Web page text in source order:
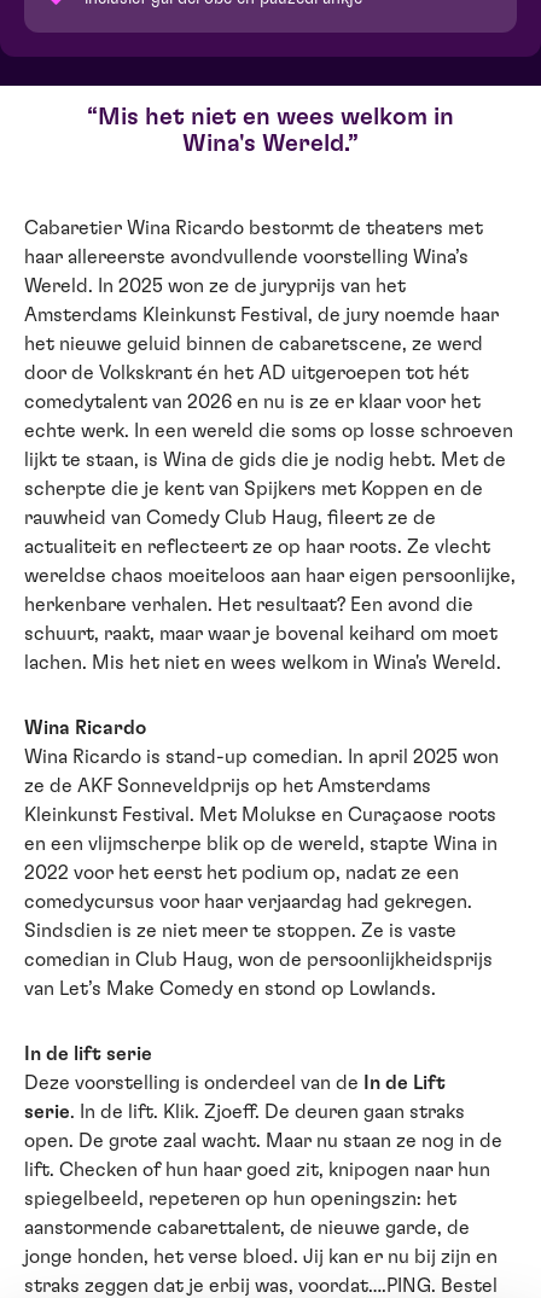
Mis het niet en wees welkom in
Wina's Wereld.
Cabaretier Wina Ricardo bestormt de theaters met
haar allereerste avondvullende voorstelling Wina’s
Wereld. In 2025 won ze de juryprijs van het
Amsterdams Kleinkunst Festival, de jury noemde haar
het nieuwe geluid binnen de cabaretscene, ze werd
door de Volkskrant én het AD uitgeroepen tot hét
comedytalent van 2026 en nu is ze er klaar voor het
echte werk. In een wereld die soms op losse schroeven
lijkt te staan, is Wina de gids die je nodig hebt. Met de
scherpte die je kent van Spijkers met Koppen en de
rauwheid van Comedy Club Haug, fileert ze de
actualiteit en reflecteert ze op haar roots. Ze vlecht
wereldse chaos moeiteloos aan haar eigen persoonlijke,
herkenbare verhalen. Het resultaat? Een avond die
schuurt, raakt, maar waar je bovenal keihard om moet
lachen. Mis het niet en wees welkom in Wina's Wereld.
Wina Ricardo
Wina Ricardo is stand-up comedian. In april 2025 won
ze de AKF Sonneveldprijs op het Amsterdams
Kleinkunst Festival. Met Molukse en Curaçaose roots
en een vlijmscherpe blik op de wereld, stapte Wina in
2022 voor het eerst het podium op, nadat ze een
comedycursus voor haar verjaardag had gekregen.
Sindsdien is ze niet meer te stoppen. Ze is vaste
comedian in Club Haug, won de persoonlijkheidsprijs
van Let’s Make Comedy en stond op Lowlands.
In de lift serie
Deze voorstelling is onderdeel van de
In de Lift
serie. In de lift. Klik. Zjoeff. De deuren gaan straks
open. De grote zaal wacht. Maar nu staan ze nog in de
lift. Checken of hun haar goed zit, knipogen naar hun
spiegelbeeld, repeteren op hun openingszin: het
aanstormende cabarettalent, de nieuwe garde, de
jonge honden, het verse bloed. Jij kan er nu bij zijn en
straks zeggen dat je erbij was, voordat….PING. Bestel